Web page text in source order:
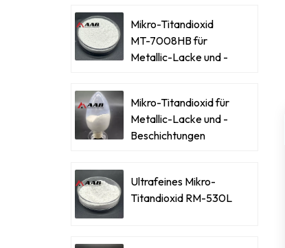
Mikro-Titandioxid
MT-7008HB für
Metallic-Lacke und -
Mikro-Titandioxid für
Metallic-Lacke und -
Beschichtungen
Ultrafeines Mikro-
Titandioxid RM-530L